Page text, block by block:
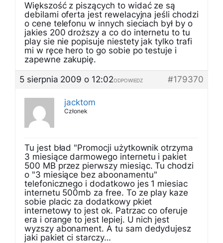
Większość z piszących to widać ze są
debilami oferta jest rewelacyjna jeśli chodzi
o cene telefonu w innych sieciach był by o
jakies 200 droższy a co do internetu to tu
play sie nie popisuje niestety jak tylko trafi
mi w ręce hero to go sobie po testuje i
zapewne zakupię.
5 sierpnia 2009 o 12:02
#179370
ODPOWIEDZ
jacktom
Członek
Tu jest bład "Promocji użytkownik otrzyma
3 miesiące darmowego internetu i pakiet
500 MB przez pierwszy miesiąc. Tu chodzi
o "3 miesiące bez aboonamentu"
telefonicznego i dodatkowo jes 1 miesiac
internetu 500mb za free. To ze play kaze
sobie placic za dodatkowy pkiet
internetowy to jest ok. Patrzac co oferuje
era i orange to jest lepiej. U nich jest
wyzszy abonament. A tu sam dedydujesz
jaki pakiet ci starczy…